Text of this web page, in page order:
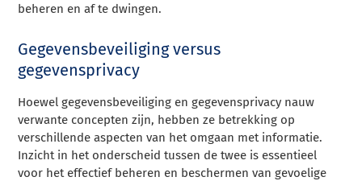
beheren en af te dwingen.
Gegevensbeveiliging versus
gegevensprivacy
Hoewel gegevensbeveiliging en gegevensprivacy nauw
verwante concepten zijn, hebben ze betrekking op
verschillende aspecten van het omgaan met informatie.
Inzicht in het onderscheid tussen de twee is essentieel
voor het effectief beheren en beschermen van gevoelige